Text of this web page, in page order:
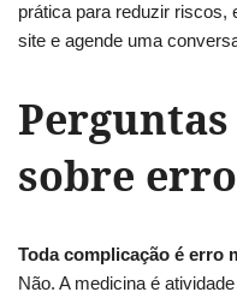
prática para reduzir riscos,
site e agende uma
sobre
Toda complicação é erro
Não. A medicina é